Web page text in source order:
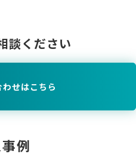
談ください
せはこちら
例